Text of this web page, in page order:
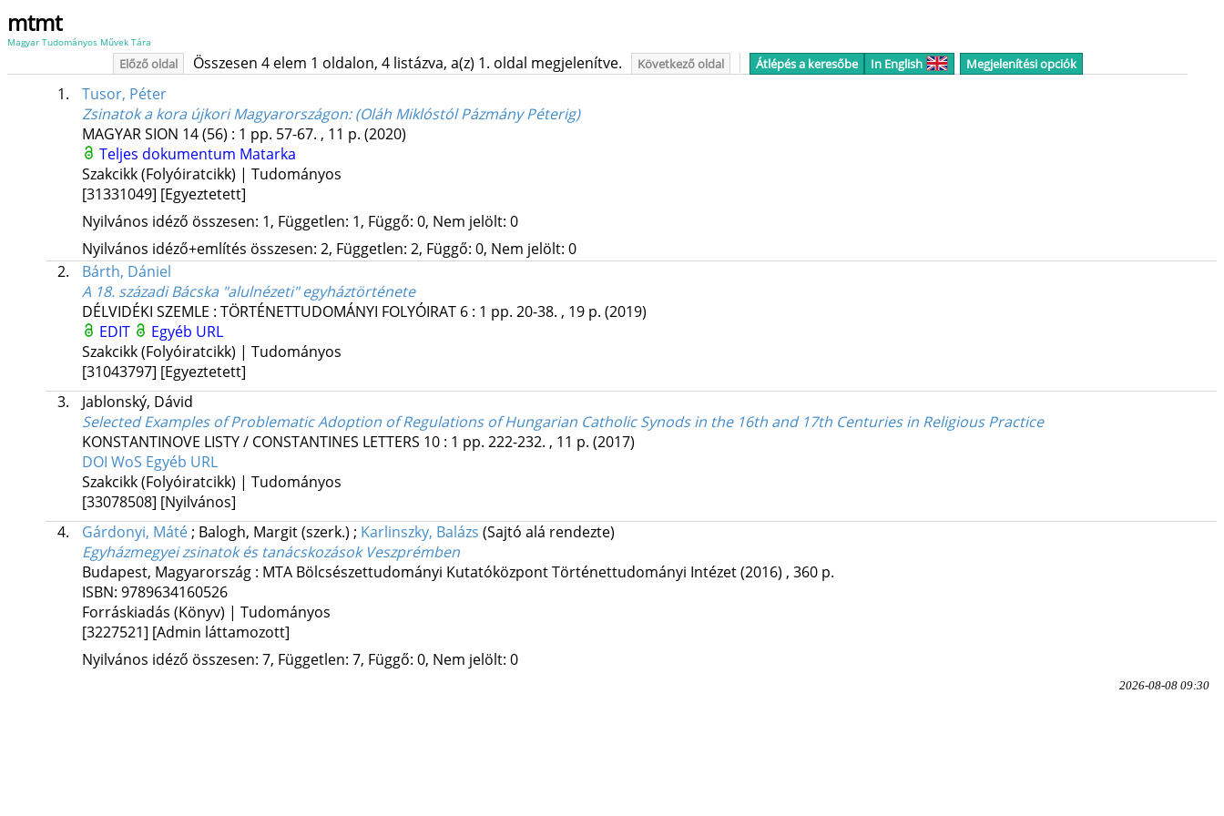
mtmt
Magyar Tudományos Művek Tára
Előző oldal Összesen 4 elem 1 oldalon, 4 listázva, a(z) 1. oldal megjelenítve. Következő oldal Átlépés a keresőbe In English Megjelenítési opciók
1.
Tusor, Péter
Zsinatok a kora újkori Magyarországon: (Oláh Miklóstól Pázmány Péterig)
MAGYAR SION 14 (56) : 1 pp. 57-67. , 11 p. (2020)
Teljes dokumentum Matarka
Szakcikk (Folyóiratcikk) | Tudományos
[31331049] [Egyeztetett]
Nyilvános idéző összesen: 1, Független: 1, Függő: 0, Nem jelölt: 0
Nyilvános idéző+említés összesen: 2, Független: 2, Függő: 0, Nem jelölt: 0
2.
Bárth, Dániel
A 18. századi Bácska "alulnézeti" egyháztörténete
DÉLVIDÉKI SZEMLE : TÖRTÉNETTUDOMÁNYI FOLYÓIRAT 6: 1 pp. 20-38. , 19 p. (2019)
EDIT
Egyéb URL
Szakcikk (Folyóiratcikk) | Tudományos
[31043797] [Egyeztetett]
3.
Jablonský, Dávid
Selected Examples of Problematic Adoption of Regulations of Hungarian Catholic Synods in the 16th and 17th Centuries in Religious Practice
KONSTANTINOVE LISTY / CONSTANTINES LETTERS 10: 1 pp. 222-232. , 11 p. (2017)
DOI WoS Egyéb URL
Szakcikk (Folyóiratcikk) | Tudományos
[33078508] [Nyilvános]
4.
Gárdonyi, Máté; Balogh, Margit(szerk.) ; Karlinszky, Balázs (Sajtó alá rendezte)
Egyházmegyei zsinatok és tanácskozások Veszprémben
Budapest, Magyarország : MTA Bölcsészettudományi Kutatóközpont Történettudományi Intézet(2016) , 360 p.
ISBN: 9789634160526
Forráskiadás (Könyv) | Tudományos
[3227521] [Admin láttamozott]
Nyilvános idéző összesen: 7, Független: 7, Függő: 0, Nem jelölt: 0
2026-08-08 09:30